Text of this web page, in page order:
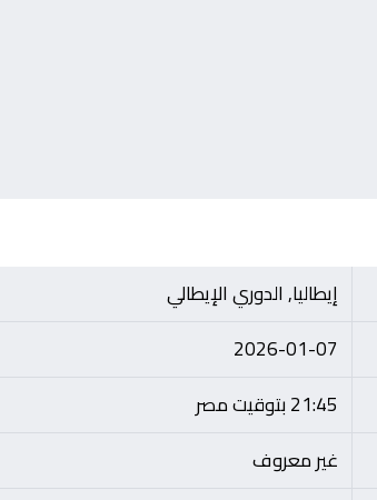
إيطاليا, الدوري الإيطالي
2026-01-07
21:45 بتوقيت مصر
غير معروف